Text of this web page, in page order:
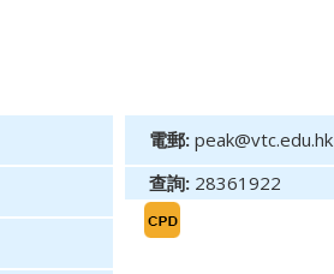
電郵: peak@vtc.edu.hk
查詢: 28361922